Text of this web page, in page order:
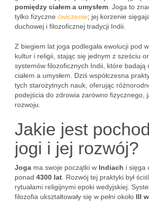
pomiędzy ciałem a umysłem . Joga to
tylko fizyczne ćwiczenie; jej korzenie
duchowej i filozoficznej tradycji Indii.
Z biegiem lat joga podlegała ewolucji pod
kultur i religii, stając się jednym z sześciu
systemów filozoficznych Indii, które badają
ciałem a umysłem. Dziś współczesna
tych starożytnych nauk, oferując
podejścia do zdrowia zarówno fizycznego,
rozwoju.
Jakie jest
jogi i jej rozwój?
Joga ma swoje początki w Indiach i sięga
ponad 4300 lat . Rozwój tej praktyki był
rytuałami religijnymi epoki wedyjskiej.
filozofia ukształtowały się w pełni około III